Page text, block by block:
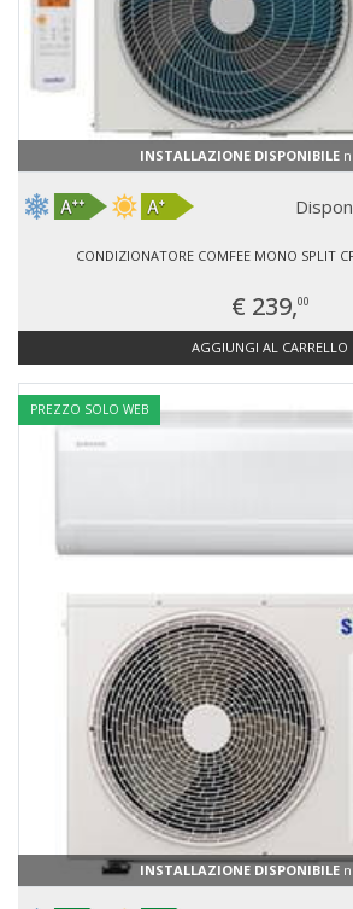
INSTALLAZIONE DISPONIBILE
CONDIZIONATORE COMFEE MONO SPLIT
€ 239,00
AGGIUNGI AL CARRELLO
INSTALLAZIONE DISPONIBILE
PREZZO SOLO WEB